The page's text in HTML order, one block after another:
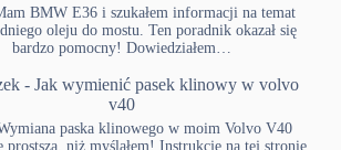
BMW E36 i szukałem informacji na temat
oleju do mostu. Ten poradnik okazał się
bardzo pomocny! Dowiedziałem…
- Jak wymienić pasek klinowy w volvo
v40
paska klinowego w moim Volvo V40
prostsza, niż myślałem! Instrukcje na tej stronie